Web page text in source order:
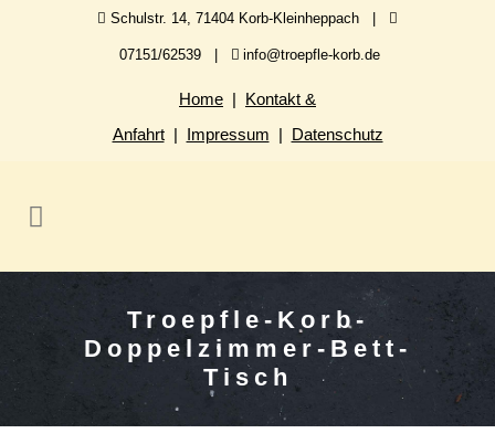
Schulstr. 14, 71404 Korb-Kleinheppach |
07151/62539 | info@troepfle-korb.de
Home | Kontakt &
Anfahrt| Impressum | Datenschutz
Troepfle-Korb-
Doppelzimmer-Bett-
Tisch